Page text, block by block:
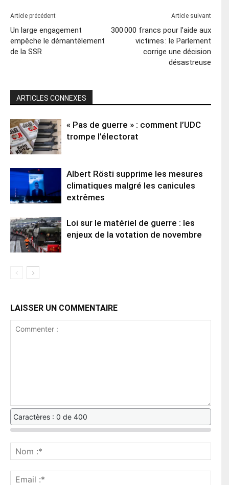
Article précédent
Un large engagement
empêche le démantèlement
de la SSR
Article suivant
300 000 francs pour l’aide aux
victimes : le Parlement
corrige une décision
désastreuse
ARTICLES CONNEXES
« Pas de guerre » : comment l’UDC
trompe l’électorat
Albert Rösti supprime les mesures
climatiques malgré les canicules
extrêmes
Loi sur le matériel de guerre : les
enjeux de la votation de novembre
LAISSER UN COMMENTAIRE
Caractères : 0 de 400